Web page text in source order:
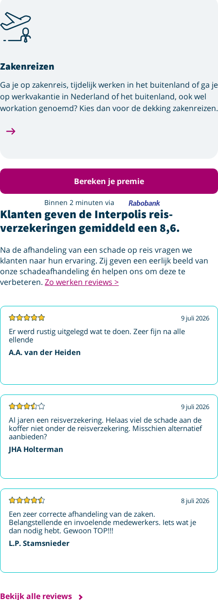
Zakenreizen
Ga je op zakenreis, tijdelijk werken in het buitenland of ga je
op werkvakantie in Nederland of het buitenland, ook wel
workation genoemd? Kies dan voor de dekking zakenreizen.
Bereken je premie
Binnen 2 minuten via
Klanten geven de Interpolis reis­
verzekeringen gemiddeld een 8,6.
Na de afhandeling van een schade op reis vragen we
klanten naar hun ervaring. Zij geven een eerlijk beeld van
onze schadeafhandeling én helpen ons om deze te
verbeteren. Zo werken reviews >
9 juli 2026
Er werd rustig uitgelegd wat te doen. Zeer fijn na alle
ellende
A.A. van der Heiden
9 juli 2026
Al jaren een reisverzekering. Helaas viel de schade aan de
koffer niet onder de reisverzekering. Misschien alternatief
aanbieden?
JHA Holterman
8 juli 2026
Een zeer correcte afhandeling van de zaken.
Belangstellende en invoelende medewerkers. Iets wat je
dan nodig hebt. Gewoon TOP!!!
L.P. Stamsnieder
Bekijk alle reviews